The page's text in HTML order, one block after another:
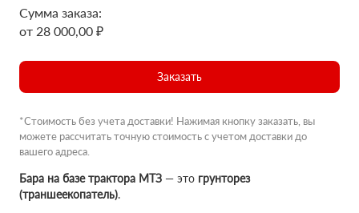
Сумма заказа:
от 28 000,00 ₽
Заказать
*Стоимость без учета доставки! Нажимая кнопку заказать, вы
можете рассчитать точную стоимость с учетом доставки до
вашего адреса.
Бара на базе трактора МТЗ — это грунторез
(траншеекопатель).